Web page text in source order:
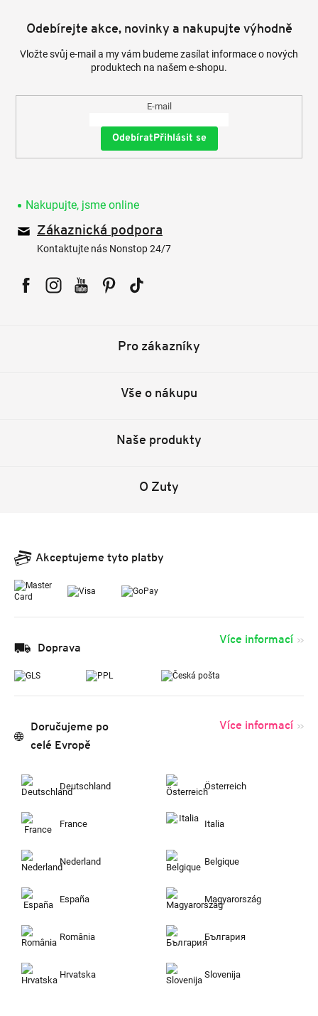
Odebírejte akce, novinky a nakupujte výhodně
Vložte svůj e-mail a my vám budeme zasílat informace o nových
produktech na našem e-shopu.
E-mail
Přihlásit se
Nakupujte, jsme online
Zákaznická podpora
Kontaktujte nás Nonstop 24/7
Pro zákazníky
Vše o nákupu
Naše produkty
O Zuty
Akceptujeme tyto platby
Doprava
Více informací
Doručujeme po
celé Evropě
Více informací
Deutschland Österreich
France Italia
Nederland Belgique
España Magyarország
România България
Hrvatska Slovenija